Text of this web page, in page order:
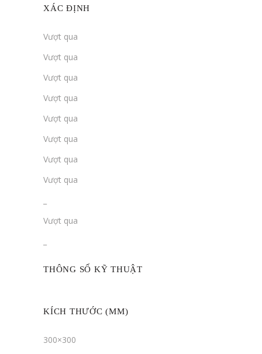
XÁC ĐỊNH
Vượt qua
Vượt qua
Vượt qua
Vượt qua
Vượt qua
Vượt qua
Vượt qua
Vượt qua
Vượt qua
THÔNG SỐ KỸ THUẬT
KÍCH THƯỚC (MM)
300×300